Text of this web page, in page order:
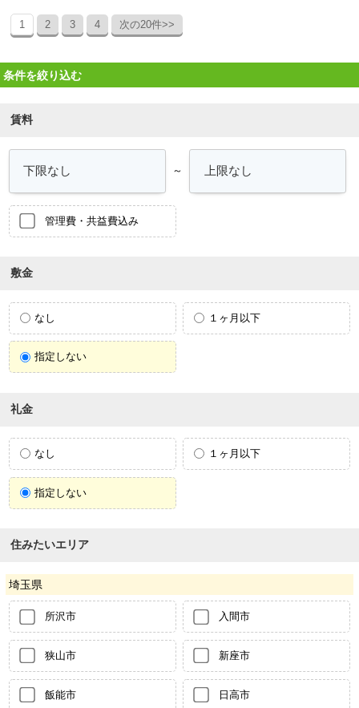
1 2 3 4 次の20件>>
条件を絞り込む
賃料
～
管理費・共益費込み
敷金
なし １ヶ月以下
指定しない
礼金
なし １ヶ月以下
指定しない
住みたいエリア
埼玉県
所沢市 入間市
狭山市 新座市
飯能市 日高市